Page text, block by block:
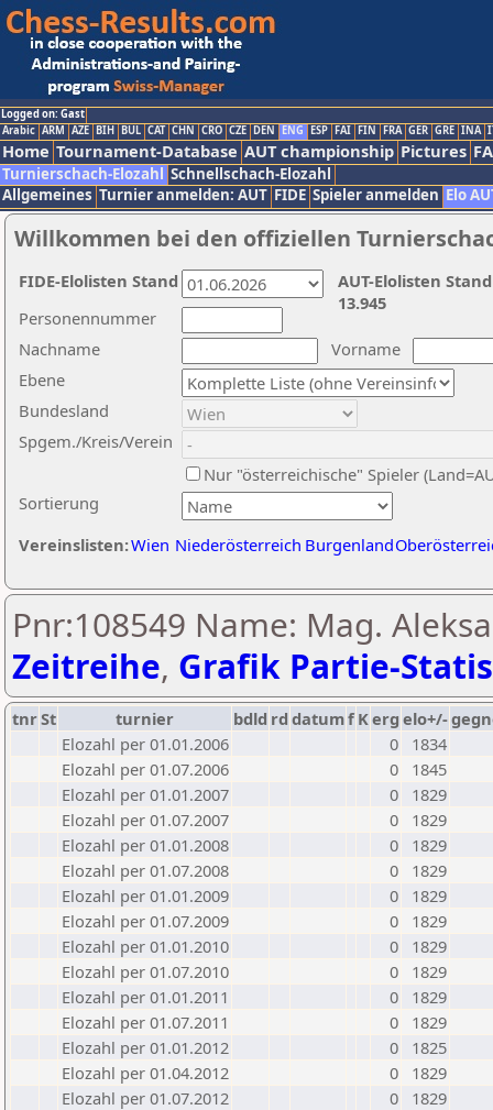
Logged on: Gast
Arabic ARM AZE BIH BUL CAT CHN CRO CZE DEN ENG ESP FAI FIN FRA GER GRE INA
Home Tournament-Database AUT championship Pictures
Turnierschach-Elozahl Schnellschach-Elozahl
Allgemeines Turnier anmelden: AUT FIDE Spieler anmelden Elo
Willkommen bei den offiziellen
Nachname
Vorname
Ebene
Sortierung
Personennummer
Bundesland
Spgem./Kreis/Verein
Nur "österreichische" Spieler
Vereinslisten:Wien Niederösterreich Burgenland
AUT-Elolisten
13.945
FIDE-Elolisten Stand
Pnr:108549 Name: Mag.
Zeitreihe, Grafik Partie-
tnrSt turnier bdld rd datumf Kerg elo+/-
Elozahl per 01.01.2006
0
1834
Elozahl per 01.07.2006
0
1845
Elozahl per 01.01.2007
0
1829
Elozahl per 01.07.2007
0
1829
Elozahl per 01.01.2008
0
1829
Elozahl per 01.07.2008
0
1829
Elozahl per 01.01.2009
0
1829
Elozahl per 01.07.2009
0
1829
Elozahl per 01.01.2010
0
1829
Elozahl per 01.07.2010
0
1829
Elozahl per 01.01.2011
0
1829
Elozahl per 01.07.2011
0
1829
Elozahl per 01.01.2012
0
1825
Elozahl per 01.04.2012
0
1829
Elozahl per 01.07.2012
0
1829